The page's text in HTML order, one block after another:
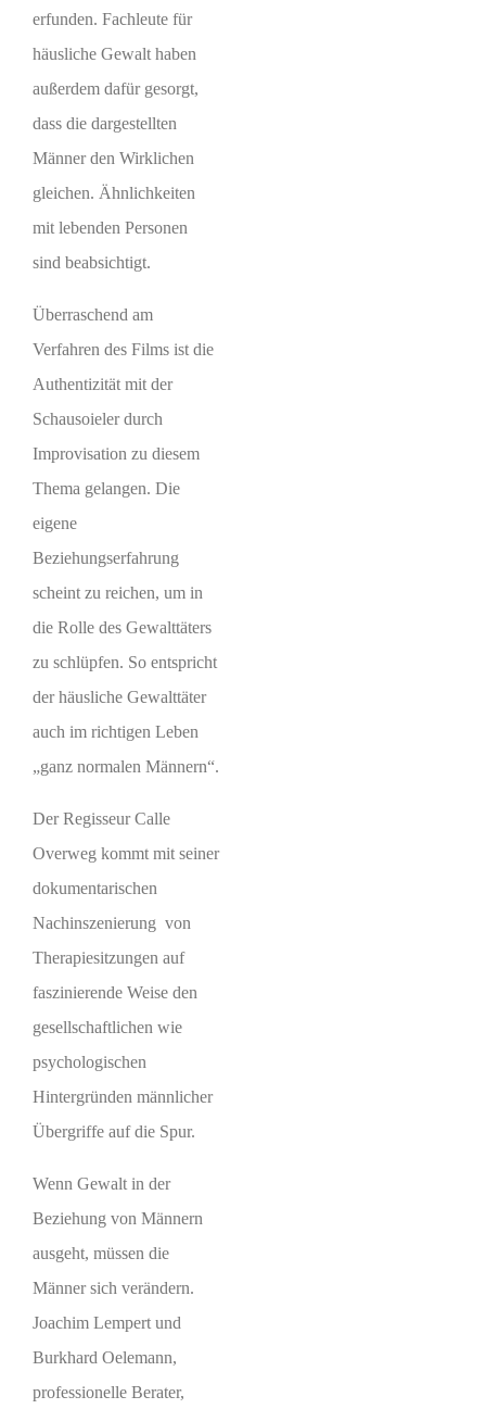
erfunden. Fachleute für
häusliche Gewalt haben
außerdem dafür gesorgt,
dass die dargestellten
Männer den Wirklichen
gleichen. Ähnlichkeiten
mit lebenden Personen
sind beabsichtigt.
Überraschend am
Verfahren des Films ist die
Authentizität mit der
Schausoieler durch
Improvisation zu diesem
Thema gelangen. Die
eigene
Beziehungserfahrung
scheint zu reichen, um in
die Rolle des Gewalttäters
zu schlüpfen. So entspricht
der häusliche Gewalttäter
auch im richtigen Leben
„ganz normalen Männern“.
Der Regisseur Calle
Overweg kommt mit seiner
dokumentarischen
Nachinszenierung von
Therapiesitzungen auf
faszinierende Weise den
gesellschaftlichen wie
psychologischen
Hintergründen männlicher
Übergriffe auf die Spur.
Wenn Gewalt in der
Beziehung von Männern
ausgeht, müssen die
Männer sich verändern.
Joachim Lempert und
Burkhard Oelemann,
professionelle Berater,